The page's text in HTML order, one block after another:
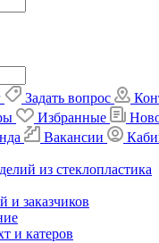
Задать вопрос
Избранные
Вакансии
из стеклопластика
и заказчиков
и катеров